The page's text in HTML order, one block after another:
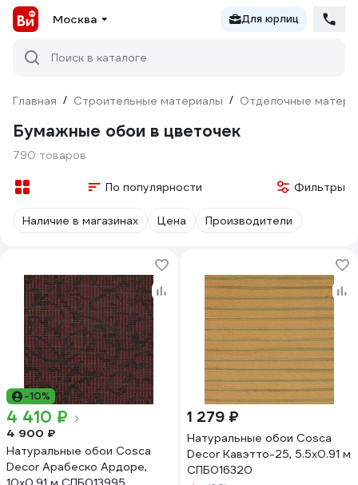
Москва Для юрлиц
Поиск в каталоге
Главная / Строительные материалы / Отделочные
Бумажные обои в цветочек
790 товаров
По популярности Фильтры
Наличие в магазинах Цена Производители
-10%
4 410 ₽
4 900 ₽
Натуральные обои Cosca
Decor Арабеско Ардоре,
1 279 ₽
Натуральные обои Cosca
Decor Кавэтто-25, 5.5x0.91 м
СПБ016320